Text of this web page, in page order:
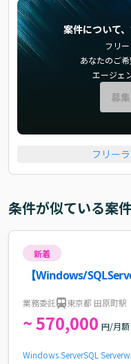
案件について
フリー
あなたのご
エージェ
募
フリー
条件が似ている案
新着
【Windows/
業務委託 東京都 田原町駅
~ 570,000 円/月額
Windows ServerSQL Server